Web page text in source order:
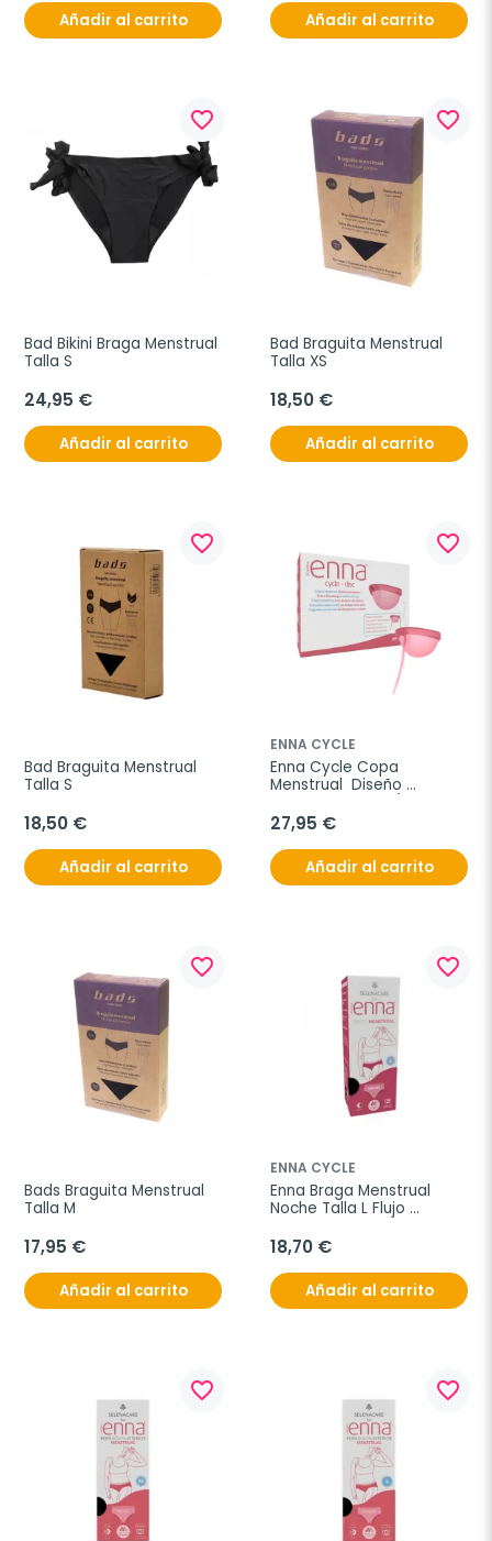
Añadir al carrito Añadir al carrito
favorite_border
Bad Bikini Braga Menstrual
Talla S
24,95 €
Añadir al carrito
favorite_border
Bad Braguita Menstrual
Talla XS
18,50 €
Añadir al carrito
favorite_border
Bad Braguita Menstrual
Talla S
18,50 €
Añadir al carrito
favorite_border
ENNA CYCLE
Enna Cycle Copa
Menstrual  Diseño
unidad
27,95 €
Añadir al carrito
favorite_border
Bads Braguita Menstrual
Talla M
17,95 €
Añadir al carrito
favorite_border
ENNA CYCLE
Enna Braga Menstrual
Noche Talla L Flujo
18,70 €
Añadir al carrito
favorite_border favorite_border